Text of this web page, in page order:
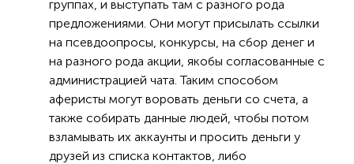
группах, и выступать там с разного рода
предложениями. Они могут присылать ссылки
на псевдоопросы, конкурсы, на сбор денег и
на разного рода акции, якобы согласованные с
администрацией чата. Таким способом
аферисты могут воровать деньги со счета, а
также собирать данные людей, чтобы потом
взламывать их аккаунты и просить деньги у
друзей из списка контактов, либо